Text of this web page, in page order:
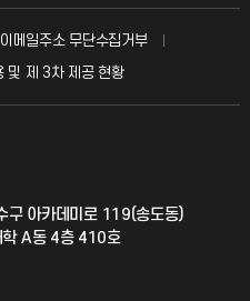
이메일주소 무단수집거부
및 제 3차 제공 현황
아카데미로 119(송도동)
학 A동 4층 410호